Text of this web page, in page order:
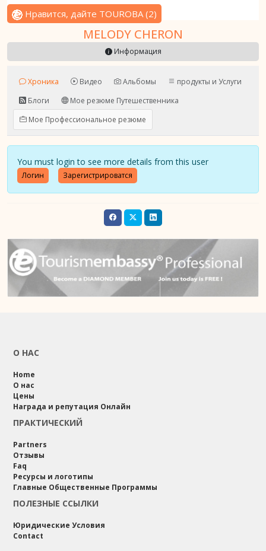
Нравится, дайте TOUROBA(2)
MELODY CHERON
Информация
Хроника Видео Альбомы
продукты и Услуги
Блоги
Мое резюме Путешественника
Мое Профессиональное резюме
You must login to see more details from this user
Логин Зарегистрироватся
О НАС
Home
О нас
Цены
Награда и репутация Онлайн
ПРАКТИЧЕСКИЙ
Partners
Отзывы
Faq
Ресурсы и логотипы
Главные Общественные Программы
ПОЛЕЗНЫЕ ССЫЛКИ
Юридические Условия
Contact